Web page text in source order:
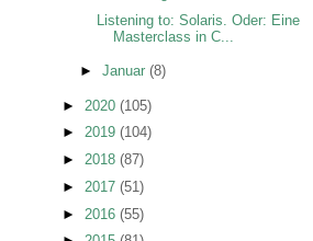
Listening to: Solaris. Oder: Eine
Masterclass in C...
► Januar (8)
► 2020 (105)
► 2019 (104)
► 2018 (87)
► 2017 (51)
► 2016 (55)